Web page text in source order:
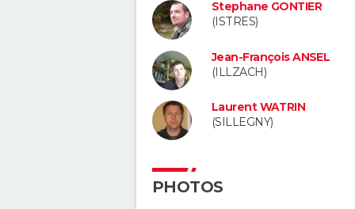
Stephane GONTIER
(ISTRES)
Jean-François ANSEL
(ILLZACH)
Laurent WATRIN
(SILLEGNY)
PHOTOS